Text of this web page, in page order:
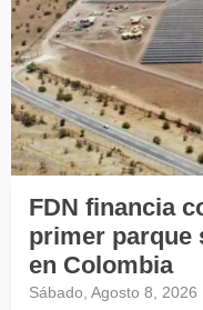
FDN financia
primer parque
en Colombia
Sábado, Agosto 8, 2026